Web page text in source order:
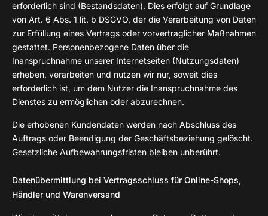
erforderlich sind (Bestandsdaten). Dies erfolgt auf Grundlage
von Art. 6 Abs. 1 lit. b DSGVO, der die Verarbeitung von Daten
zur Erfüllung eines Vertrags oder vorvertraglicher Maßnahmen
gestattet. Personenbezogene Daten über die
Inanspruchnahme unserer Internetseiten (Nutzungsdaten)
erheben, verarbeiten und nutzen wir nur, soweit dies
erforderlich ist, um dem Nutzer die Inanspruchnahme des
Dienstes zu ermöglichen oder abzurechnen.
Die erhobenen Kundendaten werden nach Abschluss des
Auftrags oder Beendigung der Geschäftsbeziehung gelöscht.
Gesetzliche Aufbewahrungsfristen bleiben unberührt.
Datenübermittlung bei Vertragsschluss für Online-Shops,
Händler und Warenversand